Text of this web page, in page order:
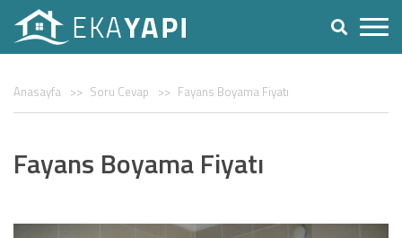
Anasayfa Soru Cevap Fayans Boyama Fiyatı
Fayans Boyama Fiyatı